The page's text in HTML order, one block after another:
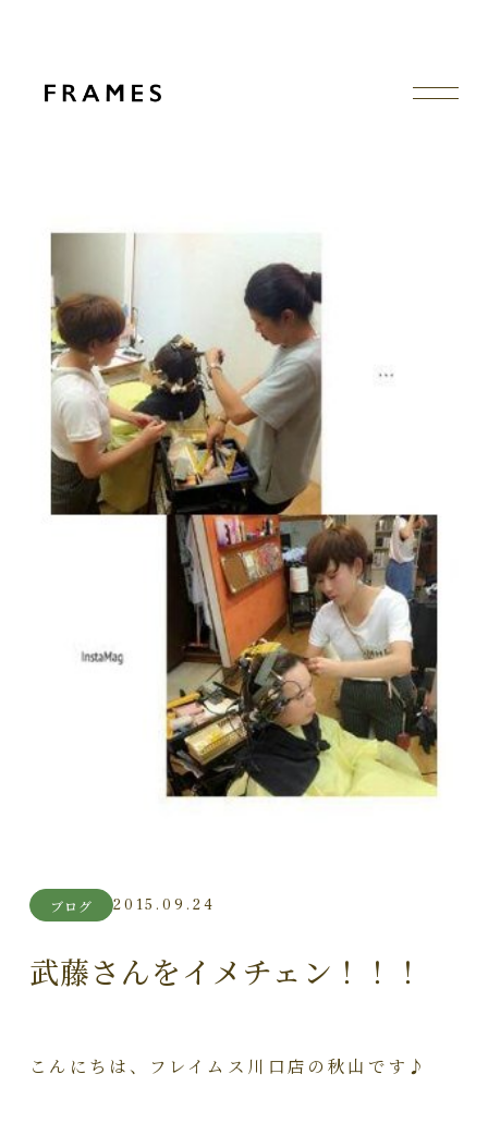
ブログ 2015.09.24
武藤さんをイメチェン！！！
こんにちは、フレイムス川口店の秋山です♪